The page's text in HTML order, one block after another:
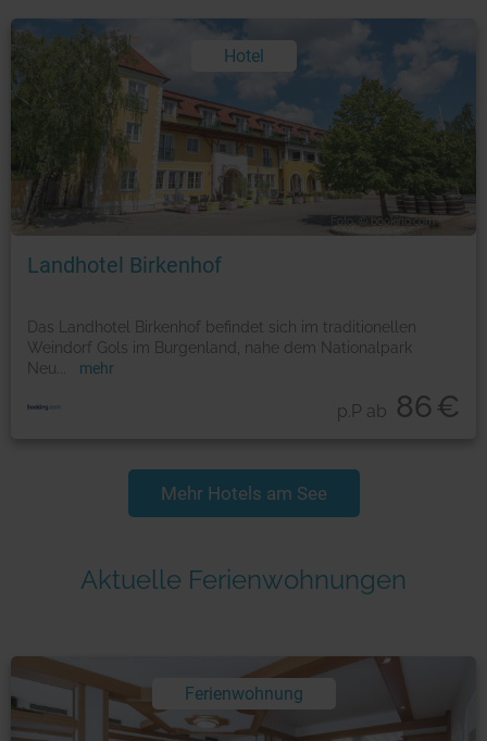
Hotel
Foto: © booking.com
Landhotel Birkenhof
Das Landhotel Birkenhof befindet sich im traditionellen
Weindorf Gols im Burgenland, nahe dem Nationalpark
Neu
mehr
p.P ab 86 €
Mehr Hotels am See
Aktuelle Ferienwohnungen
Ferienwohnung